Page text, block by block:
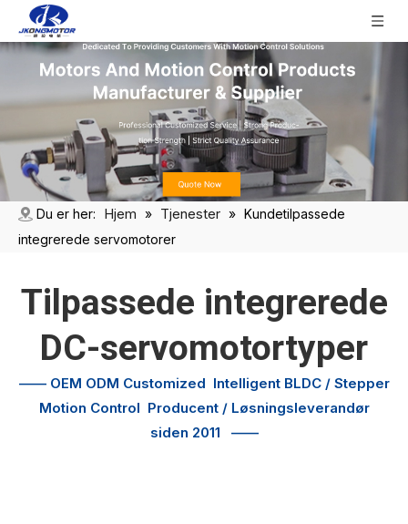
Du er her: Hjem » Tjenester » Kundetilpassede
integrerede servomotorer
Tilpassede integrerede
DC-servomotortyper
—— OEM ODM Customized Intelligent BLDC / Stepper
Motion Control Producent / Løsningsleverandør
siden 2011
——